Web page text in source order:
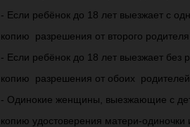
- Если ребёнок до 18 лет выезжает с
копию разрешения от второго
- Если ребёнок до 18 лет выезжает без
копию разрешения от обоих
- Одинокие женщины, выезжающие с
копию удостоверения матери-